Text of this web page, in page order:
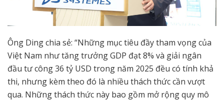
Ông Ding chia sẻ: “Những mục tiêu đầy tham vọng của
Việt Nam như tăng trưởng GDP đạt 8% và giải ngân
đầu tư công 36 tỷ USD trong năm 2025 đều có tính khả
thi, nhưng kèm theo đó là nhiều thách thức cần vượt
qua. Những thách thức này bao gồm mở rộng quy mô